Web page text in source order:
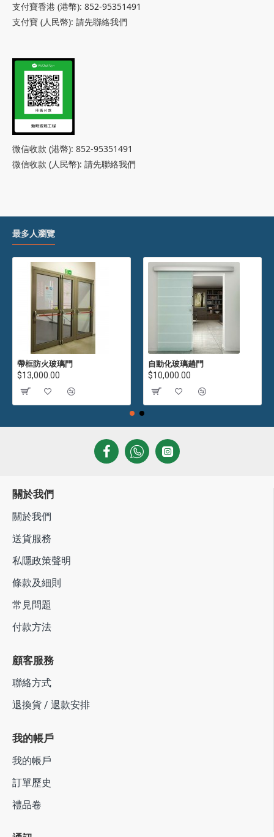
支付寶香港 (港幣): 852-95351491
支付寶 (人民幣): 請先聯絡我們
微信收款 (港幣): 852-95351491
微信收款 (人民幣): 請先聯絡我們
最多人瀏覽
帶框防火玻璃門
$13,000.00
自動化玻璃趟門
$10,000.00
關於我們
關於我們
送貨服務
私隱政策聲明
條款及細則
常見問題
付款方法
顧客服務
聯絡方式
退換貨 / 退款安排
我的帳戶
我的帳戶
訂單歷史
禮品卷